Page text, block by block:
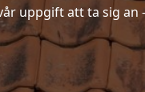
uppgift att ta sig